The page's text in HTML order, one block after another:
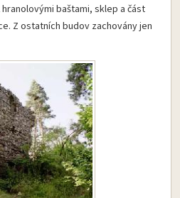
baštami, sklep a část
Z ostatních budov zachovány jen